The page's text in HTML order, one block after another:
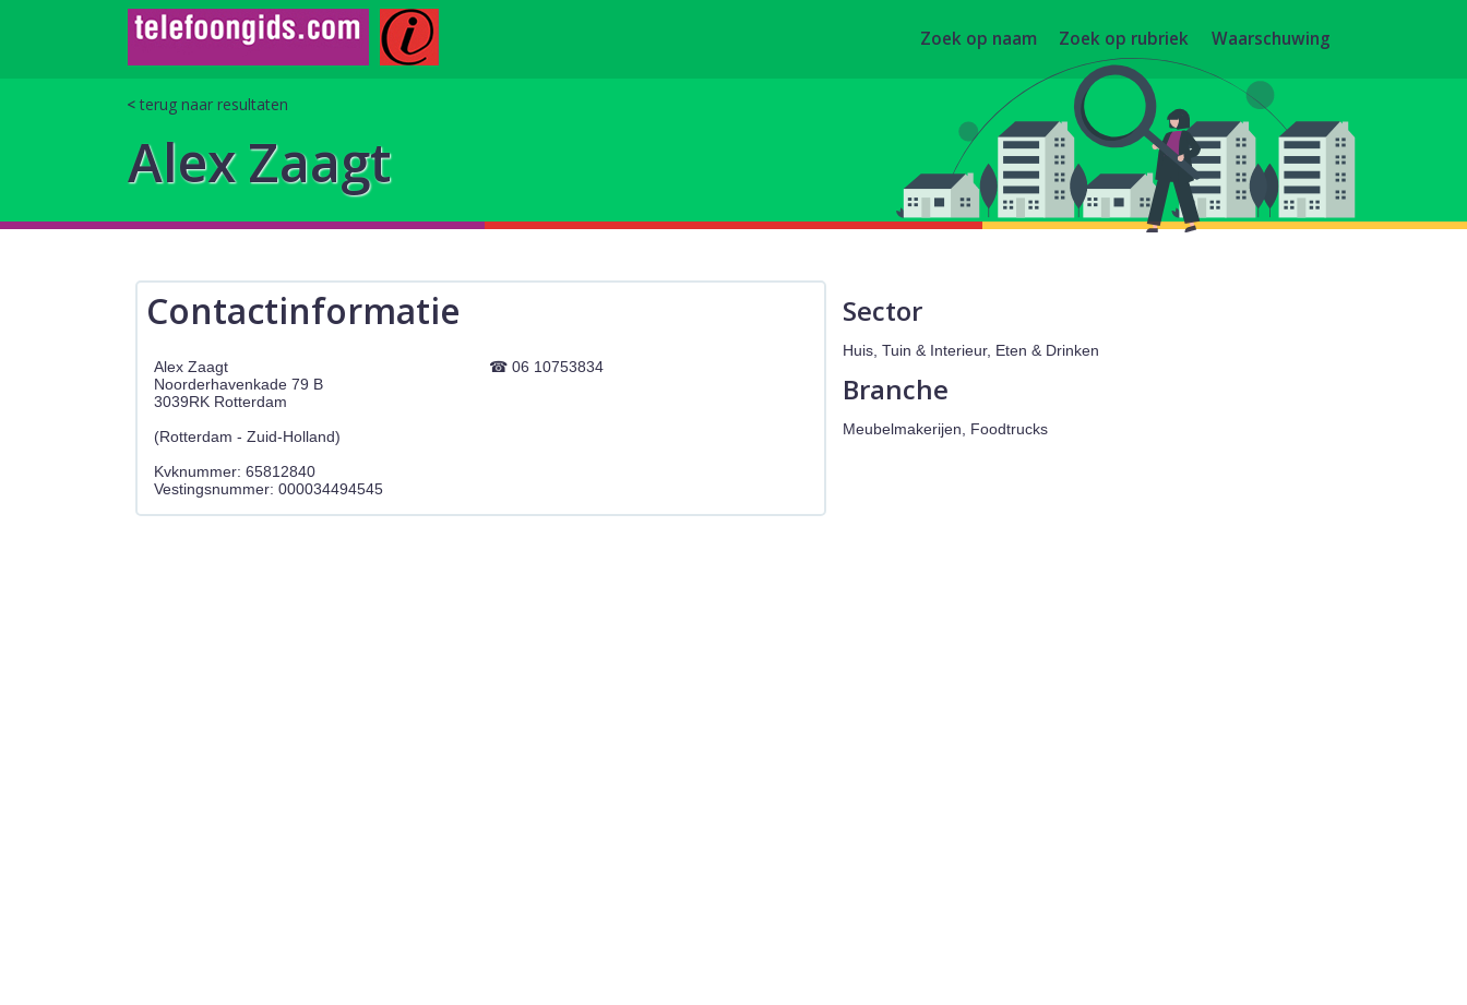
Zoek op naam Zoek op rubriek Waarschuwing
terug naar resultaten
Alex Zaagt
Contactinformatie
Alex Zaagt
Noorderhavenkade 79 B
3039RK Rotterdam
(Rotterdam - Zuid-Holland)
Kvknummer: 65812840
06 10753834
Sector
Huis, Tuin & Interieur, Eten & Drinken
Branche
Meubelmakerijen, Foodtrucks